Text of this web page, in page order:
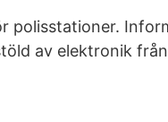
polisstationer.
av elektronik